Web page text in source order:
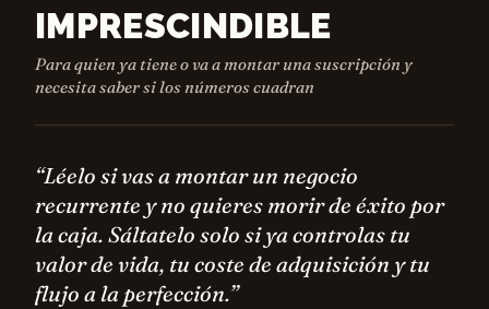
IMPRESCINDIBLE
Para quien ya tiene o va a montar una suscripción y
necesita saber si los números cuadran
“Léelo si vas a montar un negocio
recurrente y no quieres morir de éxito por
la caja. Sáltatelo solo si ya controlas tu
valor de vida, tu coste de adquisición y tu
flujo a la perfección.”